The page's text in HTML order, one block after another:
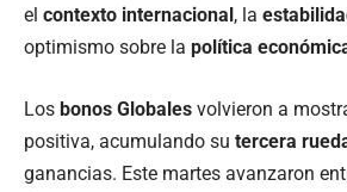
el contexto internacional , la
optimismo sobre la política
Los bonos Globales volvieron a
positiva, acumulando su tercera
ganancias. Este martes avanzaron